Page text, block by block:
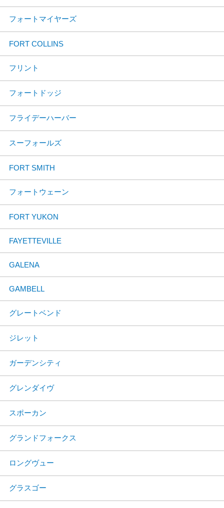
フォートマイヤーズ
FORT COLLINS
フリント
フォートドッジ
フライデーハーバー
スーフォールズ
FORT SMITH
フォートウェーン
FORT YUKON
FAYETTEVILLE
GALENA
GAMBELL
グレートベンド
ジレット
ガーデンシティ
グレンダイヴ
スポーカン
グランドフォークス
ロングヴュー
グラスゴー